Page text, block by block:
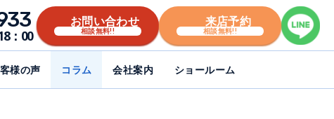
：00
お問い合わせ
相談無料!!
来店予約
相談無料!!
様の声 コラム 会社案内 ショールーム